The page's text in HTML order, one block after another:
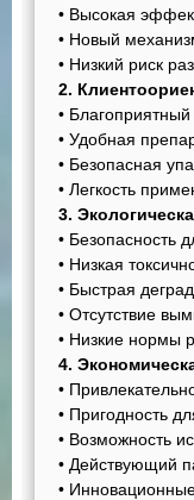
• Высокая
• Новый
• Низкий риск
2.
•
• Удобная
• Безопасная
• Легкость
3.
• Безопасность
• Низкая
• Быстрая
• Отсутствие
• Низкие нормы
4.
•
• Пригодность
• Возможность
• Действующий
•